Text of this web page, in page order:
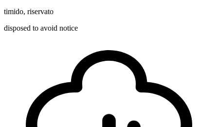
timido, riservato
disposed to avoid notice